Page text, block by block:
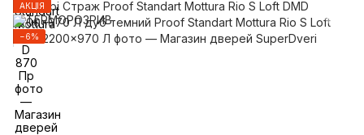
АКЦІЯ
−6%